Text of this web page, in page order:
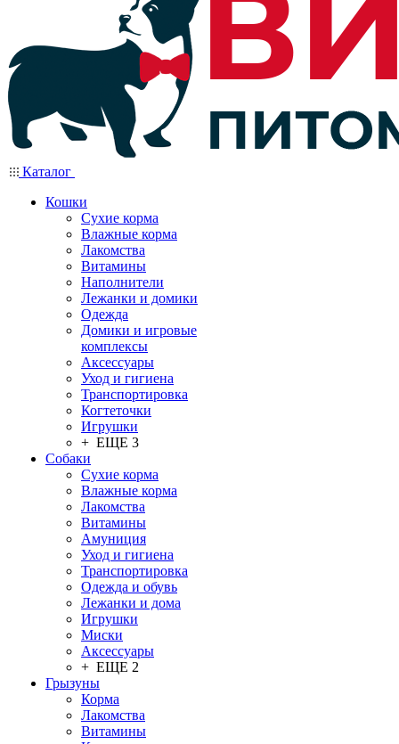
Каталог
Кошки
Сухие корма
Влажные корма
Лакомства
Витамины
Наполнители
Лежанки и домики
Одежда
Домики и игровые
комплексы
Аксессуары
Уход и гигиена
Транспортировка
Когтеточки
Игрушки
+ ЕЩЕ 3
Собаки
Сухие корма
Влажные корма
Лакомства
Витамины
Амуниция
Уход и гигиена
Транспортировка
Одежда и обувь
Лежанки и дома
Игрушки
Миски
Аксессуары
+ ЕЩЕ 2
Грызуны
Корма
Лакомства
Витамины